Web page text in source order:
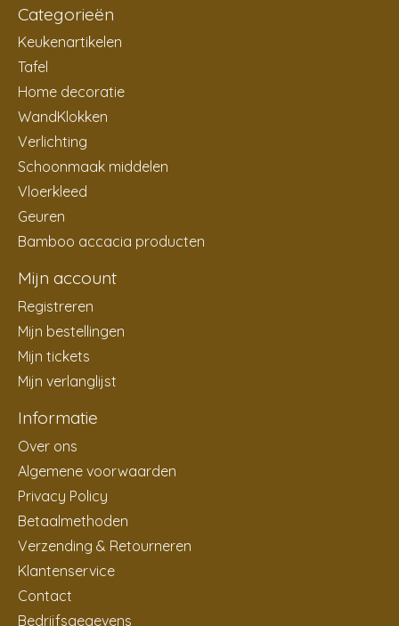
Categorieën
Keukenartikelen
Tafel
Home decoratie
WandKlokken
Verlichting
Schoonmaak middelen
Vloerkleed
Geuren
Bamboo accacia producten
Mijn account
Registreren
Mijn bestellingen
Mijn tickets
Mijn verlanglijst
Informatie
Over ons
Algemene voorwaarden
Privacy Policy
Betaalmethoden
Verzending & Retourneren
Klantenservice
Contact
Bedrijfsgegevens